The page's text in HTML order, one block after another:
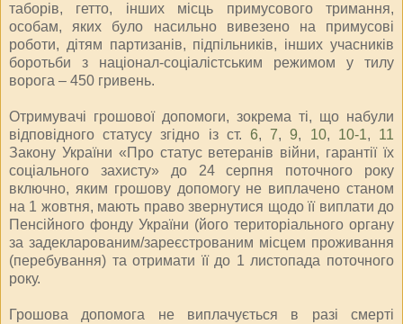
таборів, гетто, інших місць примусового тримання,
особам, яких було насильно вивезено на примусові
роботи, дітям партизанів, підпільників, інших учасників
боротьби з націонал-соціалістським режимом у тилу
ворога – 450 гривень.
Отримувачі грошової допомоги, зокрема ті, що набули
відповідного статусу згідно із ст. 6,7,9, 10, 10-1, 11
Закону України «Про статус ветеранів війни, гарантії їх
соціального захисту» до 24 серпня поточного року
включно, яким грошову допомогу не виплачено станом
на 1 жовтня, мають право звернутися щодо її виплати до
Пенсійного фонду України (його територіального органу
за задекларованим/зареєстрованим місцем проживання
(перебування) та отримати її до 1 листопада поточного
року.
Грошова допомога не виплачується в разі смерті